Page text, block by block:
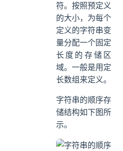
符。按照预定义
的大小，为每个
定义的字符串变
量分配一个固定
长度的存储区
域。一般是用定
长数组来定义。
字符串的顺序存
储结构如下图所
示。